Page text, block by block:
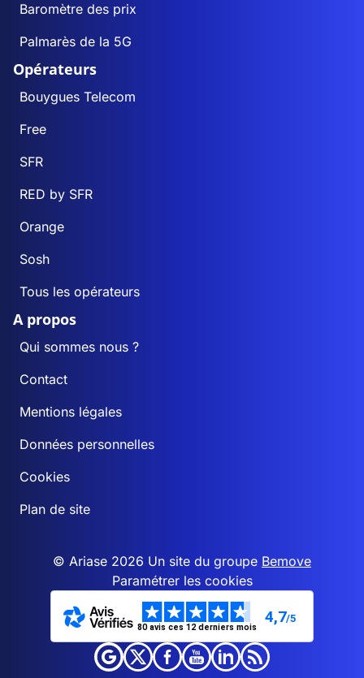
Baromètre des prix
Palmarès de la 5G
Opérateurs
Bouygues Telecom
Free
SFR
RED by SFR
Orange
Sosh
Tous les opérateurs
A propos
Qui sommes nous ?
Contact
Mentions légales
Données personnelles
Cookies
Plan de site
© Ariase 2026 Un site du groupe Bemove
Paramétrer les cookies
80 avis ces 12 derniers mois
4,7/5